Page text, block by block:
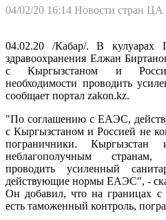
04/02/20 16:14 Новости стран ЦА
04.02.20 /Кабар/. В кулуарах
здравоохранения Елжан
с Кыргызстаном и
необходимости проводить
сообщает портал zakon.kz.
"По соглашению с ЕАЭС,
с Кыргызстаном и Россией не
пограничники.
неблагополучным странам,
проводить усиленный
действующие нормы ЕАЭС", -
Он добавил, что на границах с
есть таможенный контроль,